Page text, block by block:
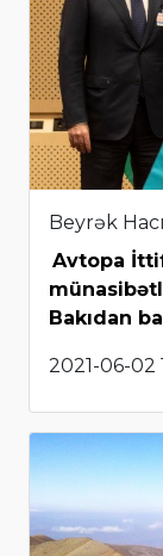
Beyrək
Avtopa
Bakıdan
2021-06-02